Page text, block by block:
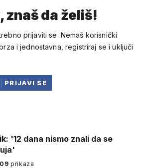
znaš da želiš!
prijaviti se. Nemaš korisnički
i jednostavna, registriraj se i uključi
PRIJAVI SE
'12 dana nismo znali da se
prikaza